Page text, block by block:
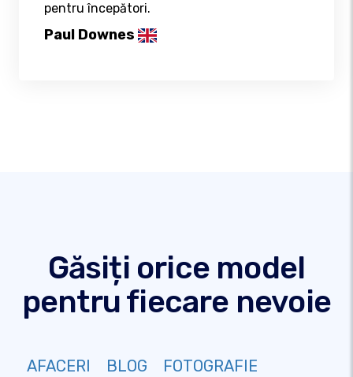
pentru începători.
Paul Downes
Găsiți orice model
pentru fiecare nevoie
AFACERI BLOG
FOTOGRAFIE